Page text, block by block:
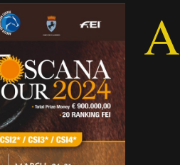
A